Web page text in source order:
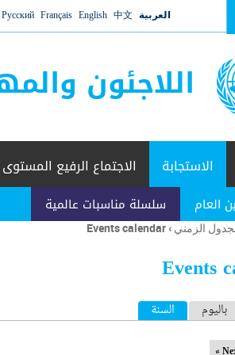
العربية 中文
English
Français
Русский
اللاجئون
الاستجابة
العام سلسلة مناسبات عالمية
الاجتماع الرفيع المستوى
الزمني ›
Events calendar
Events
باليوم السنة (علامة التبويب النشطة)